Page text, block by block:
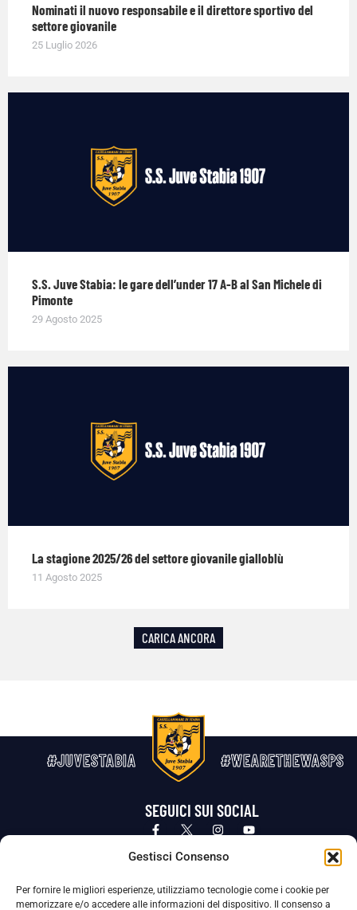
Gestisci Consenso
Per fornire le migliori esperienze, utilizziamo tecnologie come i cookie per
memorizzare e/o accedere alle informazioni del dispositivo. Il consenso a
Nominati il nuovo responsabile e il direttore sportivo del
settore giovanile
25 Luglio 2026
S.S. Juve Stabia: le gare dell’under 17 A-B al San Michele di
Pimonte
29 Agosto 2025
La stagione 2025/26 del settore giovanile gialloblù
11 Agosto 2025
CARICA ANCORA
#JUVESTABIA #WEARETHEWASPS
SEGUICI SUI SOCIAL
Privacy Policy Cookie Policy
La Società ha nominato il Responsabile della Protezione dei Dati Personali (DPO), figura specializzata che vigila sulle modalità